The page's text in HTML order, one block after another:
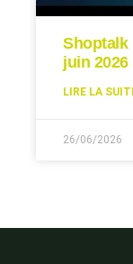
Shoptalk
juin 2026
LIRE LA
26/06/2026